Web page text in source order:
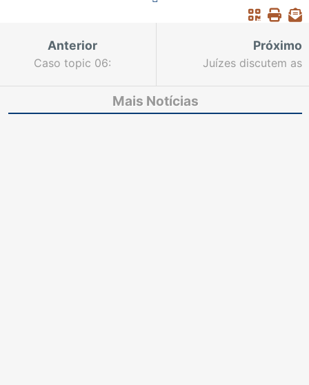
Anterior
Caso topic 06:
para audiência de
instrução
Próximo
Juízes discutem as
Mais Notícias